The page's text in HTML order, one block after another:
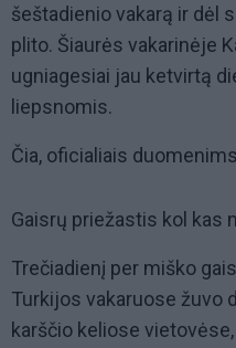
šeštadienio vakarą ir dėl
plito. Šiaurės vakarinėje
ugniagesiai jau ketvirtą
liepsnomis.
Čia, oficialiais
Gaisrų priežastis kol kas
Trečiadienį per miško
Turkijos vakaruose žuvo
karščio keliose